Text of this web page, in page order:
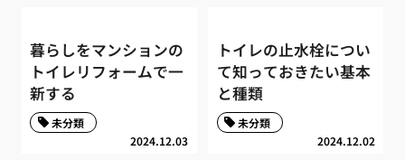
暮らしをマンションの
トイレリフォームで一
新する
2024.12.03
未分類
トイレの止水栓につい
て知っておきたい基本
と種類
2024.12.02
未分類